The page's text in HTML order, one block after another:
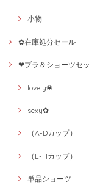
小物
✿在庫処分セール
❤ブラ＆ショーツセ
lovely❀
sexy✿
（A-Dカップ）
（E-Hカップ）
単品ショーツ